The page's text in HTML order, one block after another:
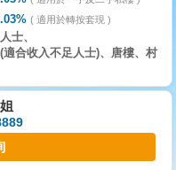
適用於轉按套現
士、
合收入不足人士)、唐樓、村